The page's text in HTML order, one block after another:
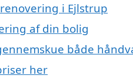
i Ejlstrup
af din bolig
både
her